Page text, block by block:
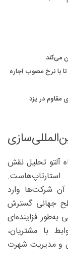
می‌کند
با نرخ مصوب اجاره
مقاوم در یزد
آلتو تحلیل نقش
آن شرکت‌ها وارد
جهانی گسترش
فزاینده‌ای
با مشتریان،
و مدیریت شهرت